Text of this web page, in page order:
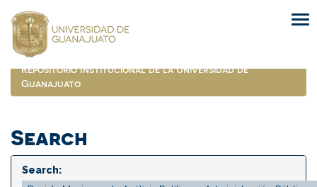
navigation
Repositorio Institucional de la Universidad de
Guanajuato
Search
Search: